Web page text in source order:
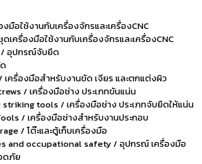
มือใช้งานกับเครื่องจักรและเครื่องCNC
ครื่องมือใช้งานกับเครื่องจักรและเครื่องCNC
/ อุปกรณ์จับยึด
ครื่องมือสำหรับงานขัด เจียร และตกแต่งผิว
/ เครื่องมือช่าง ประเภทขันแน่น
tools / เครื่องมือช่าง ประเภทจับยึดให้แน่น
/ เครื่องมือช่างสำหรับงานประกอบ
/ โต๊ะและตู้เก็บเครื่องมือ
and occupational safety / อุปกรณ์ เครื่องมือ
ดภัย